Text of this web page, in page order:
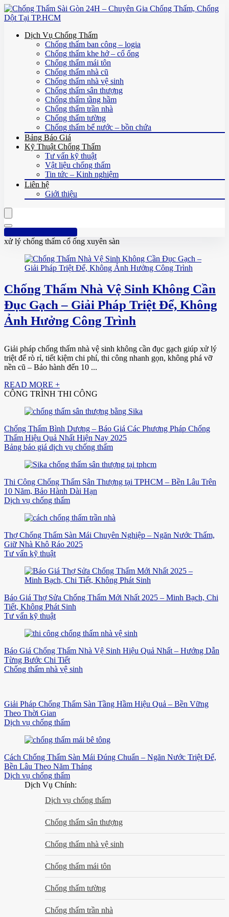
Dịch Vụ Chống Thấm
Chống thấm ban công – logia
Chống thấm khe hở – cổ ống
Chống thấm mái tôn
Chống thấm nhà cũ
Chống thấm nhà vệ sinh
Chống thấm sân thượng
Chống thấm tầng hầm
Chống thấm trần nhà
Chống thấm tường
Chống thấm bể nước – bồn chứa
Bảng Báo Giá
Kỹ Thuật Chống Thấm
Tư vấn kỹ thuật
Vật liệu chống thấm
Tin tức – Kinh nghiệm
Liên hệ
Giới thiệu
Hotline: 0961 894 472
xử lý chống thấm cổ ống xuyên sàn
Chống Thấm Nhà Vệ Sinh Không Cần
Đục Gạch – Giải Pháp Triệt Để, Không
Ảnh Hưởng Công Trình
Giải pháp chống thấm nhà vệ sinh không cần đục gạch giúp xử lý
triệt để rò rỉ, tiết kiệm chi phí, thi công nhanh gọn, không phá vỡ
nền cũ – Bảo hành đến 10 ...
READ MORE +
CÔNG TRÌNH THI CÔNG
Chống Thấm Bình Dương – Báo Giá Các Phương Pháp Chống
Thấm Hiệu Quả Nhất Hiện Nay 2025
Bảng báo giá dịch vụ chống thấm
Thi Công Chống Thấm Sân Thượng tại TPHCM – Bền Lâu Trên
10 Năm, Bảo Hành Dài Hạn
Dịch vụ chống thấm
Thợ Chống Thấm Sàn Mái Chuyên Nghiệp – Ngăn Nước Thấm,
Giữ Nhà Khô Ráo 2025
Tư vấn kỹ thuật
Báo Giá Thợ Sửa Chống Thấm Mới Nhất 2025 – Minh Bạch, Chi
Tiết, Không Phát Sinh
Tư vấn kỹ thuật
Báo Giá Chống Thấm Nhà Vệ Sinh Hiệu Quả Nhất – Hướng Dẫn
Từng Bước Chi Tiết
Chống thấm nhà vệ sinh
Giải Pháp Chống Thấm Sàn Tầng Hầm Hiệu Quả – Bền Vững
Theo Thời Gian
Dịch vụ chống thấm
Cách Chống Thấm Sàn Mái Đúng Chuẩn – Ngăn Nước Triệt Để,
Bền Lâu Theo Năm Tháng
Dịch vụ chống thấm
Dịch Vụ Chính:
Dịch vụ chống thấm
Chống thấm sân thượng
Chống thấm nhà vệ sinh
Chống thấm mái tôn
Chống thấm tường
Chống thấm trần nhà